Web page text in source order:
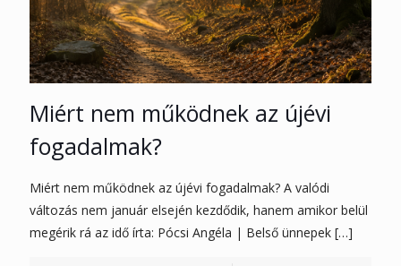
Miért nem működnek az újévi
fogadalmak?
Miért nem működnek az újévi fogadalmak? A valódi
változás nem január elsején kezdődik, hanem amikor belül
megérik rá az idő írta: Pócsi Angéla | Belső ünnepek […]